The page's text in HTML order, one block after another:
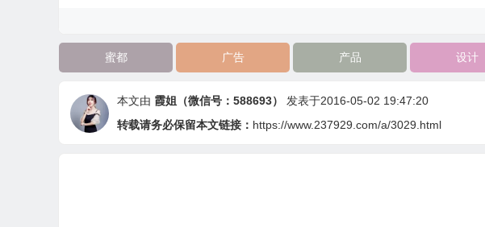
蜜都 广告 产品 设计
本文由 霞姐（微信号：588693）
发表于2016-05-02 19:47:20
转载请务必保留本文链接： https://www.237929.com/a/3029.html